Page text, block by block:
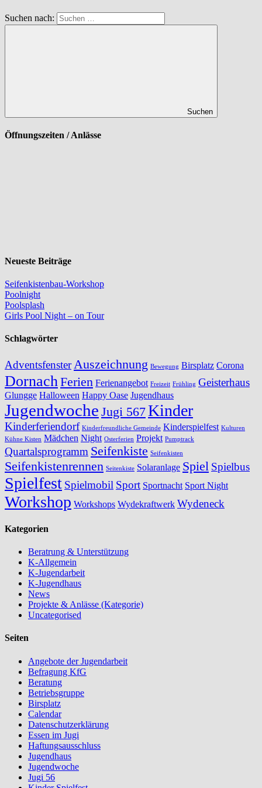
Suchen nach:
Suchen
Öffnungszeiten / Anlässe
Neueste Beiträge
Seifenkistenbau-Workshop
Poolnight
Poolsplash
Girls Pool Night – on Tour
Schlagwörter
Adventsfenster Auszeichnung Bewegung Birsplatz Corona
Dornach Ferien Ferienangebot Freizeit Frühling Geisterhaus
Glungge Halloween Happy Oase Jugendhaus
Jugendwoche Jugi 567Kinder
Kinderferiendorf Kinderfreundliche Gemeinde Kinderspielfest Kulturen
Kühne Kisten Mädchen Night Osterferien Projekt Pumptrack
Quartalsprogramm Seifenkiste Seifenkisten
Seifenkistenrennen Seitenkiste Solaranlage Spiel Spielbus
Spielfest Spielmobil Sport Sportnacht Sport Night
Workshop Workshops Wydekraftwerk Wydeneck
Kategorien
Beratrung & Unterstützung
K-Allgemein
K-Jugendarbeit
K-Jugendhaus
News
Projekte & Anlässe (Kategorie)
Uncategorised
Seiten
Angebote der Jugendarbeit
Befragung KfG
Beratung
Betriebsgruppe
Birsplatz
Calendar
Datenschutzerklärung
Essen im Jugi
Haftungsausschluss
Jugendhaus
Jugendwoche
Jugi 56